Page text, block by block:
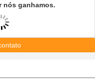
nós ganhamos.